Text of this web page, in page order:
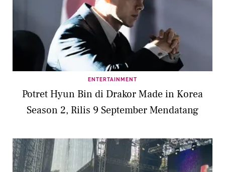
ENTERTAINMENT
Potret Hyun Bin di Drakor Made in Korea
Season 2, Rilis 9 September Mendatang